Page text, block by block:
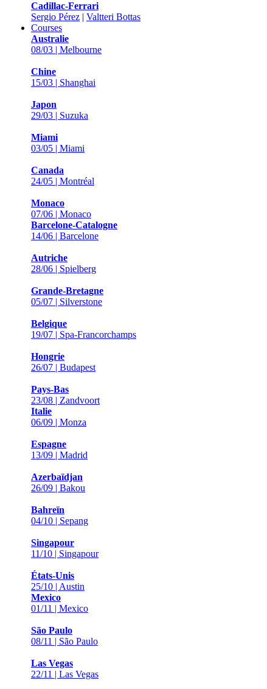
Cadillac-Ferrari
Sergio Pérez | Valtteri Bottas
Courses
Australie
08/03 | Melbourne
Chine
15/03 | Shanghai
Japon
29/03 | Suzuka
Miami
03/05 | Miami
Canada
24/05 | Montréal
Monaco
07/06 | Monaco
Barcelone-Catalogne
14/06 | Barcelone
Autriche
28/06 | Spielberg
Grande-Bretagne
05/07 | Silverstone
Belgique
19/07 | Spa-Francorchamps
Hongrie
26/07 | Budapest
Pays-Bas
23/08 | Zandvoort
Italie
06/09 | Monza
Espagne
13/09 | Madrid
Azerbaïdjan
26/09 | Bakou
Bahreïn
04/10 | Sepang
Singapour
11/10 | Singapour
États-Unis
25/10 | Austin
Mexico
01/11 | Mexico
São Paulo
08/11 | São Paulo
Las Vegas
22/11 | Las Vegas